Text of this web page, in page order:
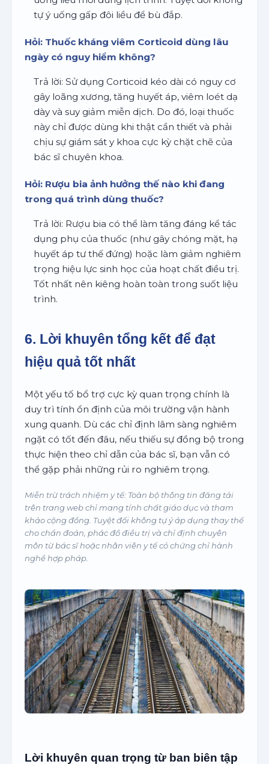
tự ý uống gấp đôi liều để bù đắp.
Hỏi: Thuốc kháng viêm Corticoid dùng lâu
ngày có nguy hiểm không?
Trả lời: Sử dụng Corticoid kéo dài có nguy cơ
gây loãng xương, tăng huyết áp, viêm loét dạ
dày và suy giảm miễn dịch. Do đó, loại thuốc
này chỉ được dùng khi thật cần thiết và phải
chịu sự giám sát y khoa cực kỳ chặt chẽ của
bác sĩ chuyên khoa.
Hỏi: Rượu bia ảnh hưởng thế nào khi đang
trong quá trình dùng thuốc?
Trả lời: Rượu bia có thể làm tăng đáng kể tác
dụng phụ của thuốc (như gây chóng mặt, hạ
huyết áp tư thế đứng) hoặc làm giảm nghiêm
trọng hiệu lực sinh học của hoạt chất điều trị.
Tốt nhất nên kiêng hoàn toàn trong suốt liệu
trình.
6. Lời khuyên tổng kết để đạt
hiệu quả tốt nhất
Một yếu tố bổ trợ cực kỳ quan trọng chính là
duy trì tính ổn định của môi trường vận hành
xung quanh. Dù các chỉ định lâm sàng nghiêm
ngặt có tốt đến đâu, nếu thiếu sự đồng bộ trong
thực hiện theo chỉ dẫn của bác sĩ, bạn vẫn có
thể gặp phải những rủi ro nghiêm trọng.
Miễn trừ trách nhiệm y tế: Toàn bộ thông tin đăng tải
trên trang web chỉ mang tính chất giáo dục và tham
khảo cộng đồng. Tuyệt đối không tự ý áp dụng thay thế
cho chẩn đoán, phác đồ điều trị và chỉ định chuyên
môn từ bác sĩ hoặc nhân viên y tế có chứng chỉ hành
nghề hợp pháp.
Lời khuyên quan trọng từ ban biên tập